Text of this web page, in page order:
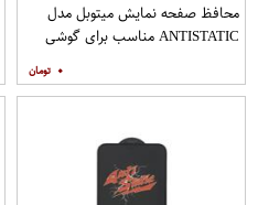
محافظ صفحه نمایش میتوبل مدل
ANTISTATIC مناسب برای گوشی
۰